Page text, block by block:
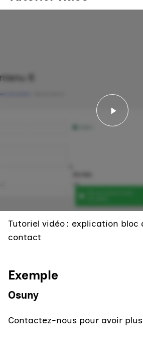
Tutoriel vidéo : explication bloc
contact
Exemple
Osuny
Contactez-nous pour avoir